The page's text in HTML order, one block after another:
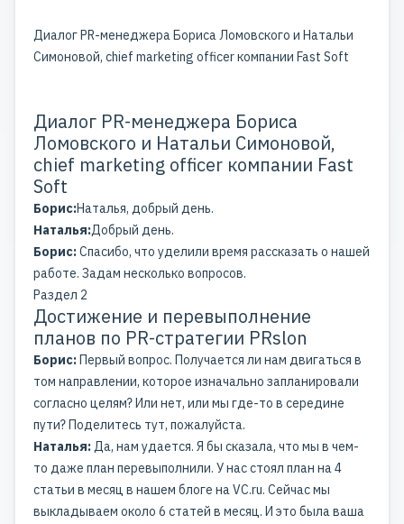
Диалог PR-менеджера Бориса Ломовского и Натальи
Симоновой, chief marketing officer компании Fast Soft
Диалог PR-менеджера Бориса
Ломовского и Натальи Симоновой,
chief marketing officer компании Fast
Soft
Борис:Наталья, добрый день.
Наталья:Добрый день.
Борис:Спасибо, что уделили время рассказать о нашей
работе. Задам несколько вопросов.
Раздел 2
Достижение и перевыполнение
планов по PR-стратегии PRslon
Борис: Первый вопрос. Получается ли нам двигаться в
том направлении, которое изначально запланировали
согласно целям? Или нет, или мы где-то в середине
пути? Поделитесь тут, пожалуйста.
Наталья:Да, нам удается. Я бы сказала, что мы в чем-
то даже план перевыполнили. У нас стоял план на 4
статьи в месяц в нашем блоге на VC.ru. Сейчас мы
выкладываем около 6 статей в месяц. И это была ваша